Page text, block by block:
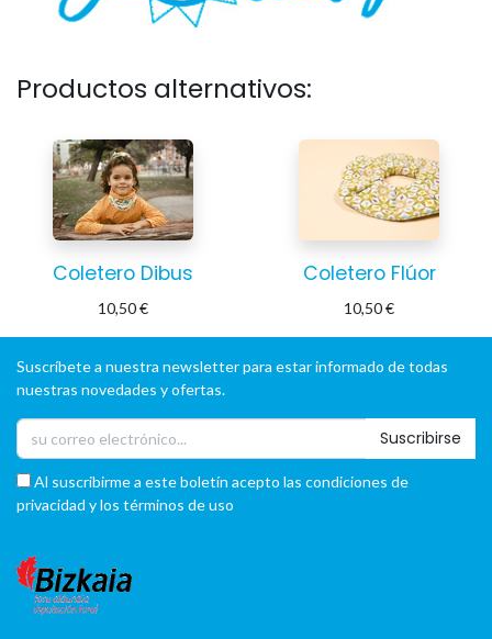
Productos alternativos:
Coletero Dibus
10,50€
Coletero Flúor
10,50€
Suscríbete a nuestra newsletter para estar informado de todas
nuestras novedades y ofertas.
Suscribirse
Al suscribirme a este boletín acepto las condiciones de
privacidad y los términos de uso